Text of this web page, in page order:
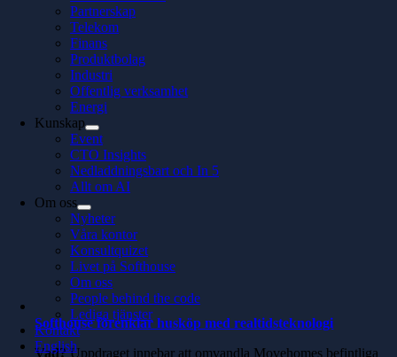
Partnerskap
Telekom
Finans
Produktbolag
Industri
Offentlig verksamhet
Energi
Kunskap
Event
CTO Insights
Nedladdningsbart och In 5
Allt om AI
Om oss
Nyheter
Våra kontor
Konsultquizet
Livet på Softhouse
Om oss
People behind the code
Lediga tjänster
Kontakt
English
Softhouse förenklar husköp med realtidsteknologi
Vad?Uppdraget innebar att omvandla Movehomes befintliga